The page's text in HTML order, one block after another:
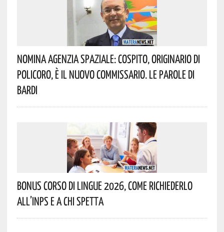
Nomina Agenzia Spaziale: Cospito, Originario Di
Policoro, È Il Nuovo Commissario. Le Parole Di
Bardi
Bonus Corso Di Lingue 2026, Come Richiederlo
All’INPS E A Chi Spetta